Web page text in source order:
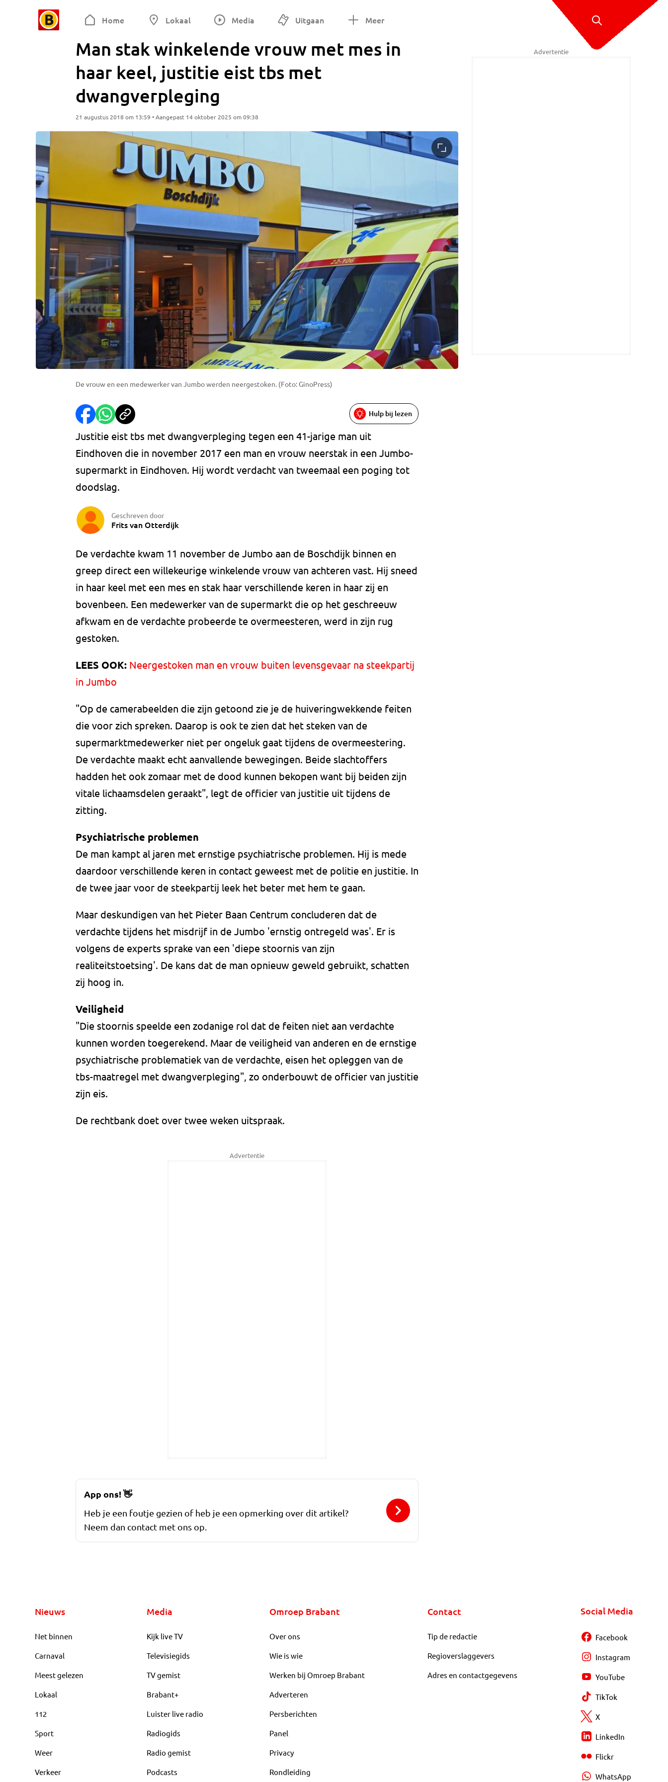
Home Lokaal Media Uitgaan Meer
Man stak winkelende vrouw met mes in
haar keel, justitie eist tbs met
dwangverpleging
21 augustus 2018 om 13:59 • Aangepast 14 oktober 2025 om 09:38
De vrouw en een medewerker van Jumbo werden neergestoken. (Foto: GinoPress)
Hulp bij lezen
Justitie eist tbs met dwangverpleging tegen een 41-jarige man uit
Eindhoven die in november 2017 een man en vrouw neerstak in een Jumbo-
supermarkt in Eindhoven. Hij wordt verdacht van tweemaal een poging tot
doodslag.
Geschreven door
Frits van Otterdijk
De verdachte kwam 11 november de Jumbo aan de Boschdijk binnen en
greep direct een willekeurige winkelende vrouw van achteren vast. Hij sneed
in haar keel met een mes en stak haar verschillende keren in haar zij en
bovenbeen. Een medewerker van de supermarkt die op het geschreeuw
afkwam en de verdachte probeerde te overmeesteren, werd in zijn rug
gestoken.
LEES OOK: Neergestoken man en vrouw buiten levensgevaar na steekpartij
in Jumbo
"Op de camerabeelden die zijn getoond zie je de huiveringwekkende feiten
die voor zich spreken. Daarop is ook te zien dat het steken van de
supermarktmedewerker niet per ongeluk gaat tijdens de overmeestering.
De verdachte maakt echt aanvallende bewegingen. Beide slachtoffers
hadden het ook zomaar met de dood kunnen bekopen want bij beiden zijn
vitale lichaamsdelen geraakt", legt de officier van justitie uit tijdens de
zitting.
Psychiatrische problemen
De man kampt al jaren met ernstige psychiatrische problemen. Hij is mede
daardoor verschillende keren in contact geweest met de politie en justitie. In
de twee jaar voor de steekpartij leek het beter met hem te gaan.
Maar deskundigen van het Pieter Baan Centrum concluderen dat de
verdachte tijdens het misdrijf in de Jumbo 'ernstig ontregeld was'. Er is
volgens de experts sprake van een 'diepe stoornis van zijn
realiteitstoetsing'. De kans dat de man opnieuw geweld gebruikt, schatten
zij hoog in.
Veiligheid
"Die stoornis speelde een zodanige rol dat de feiten niet aan verdachte
kunnen worden toegerekend. Maar de veiligheid van anderen en de ernstige
psychiatrische problematiek van de verdachte, eisen het opleggen van de
tbs-maatregel met dwangverpleging", zo onderbouwt de officier van justitie
zijn eis.
De rechtbank doet over twee weken uitspraak.
Advertentie
Advertentie
App ons!👋
Heb je een foutje gezien of heb je een opmerking over dit artikel?
Neem dan contact met ons op.
Nieuws
Net binnen
Carnaval
Meest gelezen
Lokaal
112
Sport
Weer
Verkeer
Media
Kijk live TV
Televisiegids
TV gemist
Brabant+
Luister live radio
Radiogids
Radio gemist
Podcasts
Omroep Brabant
Over ons
Wie is wie
Werken bij Omroep Brabant
Adverteren
Persberichten
Panel
Privacy
Rondleiding
Contact
Tip de redactie
Regioverslaggevers
Adres en contactgegevens
Social Media
Facebook
Instagram
YouTube
TikTok
X
LinkedIn
Flickr
WhatsApp